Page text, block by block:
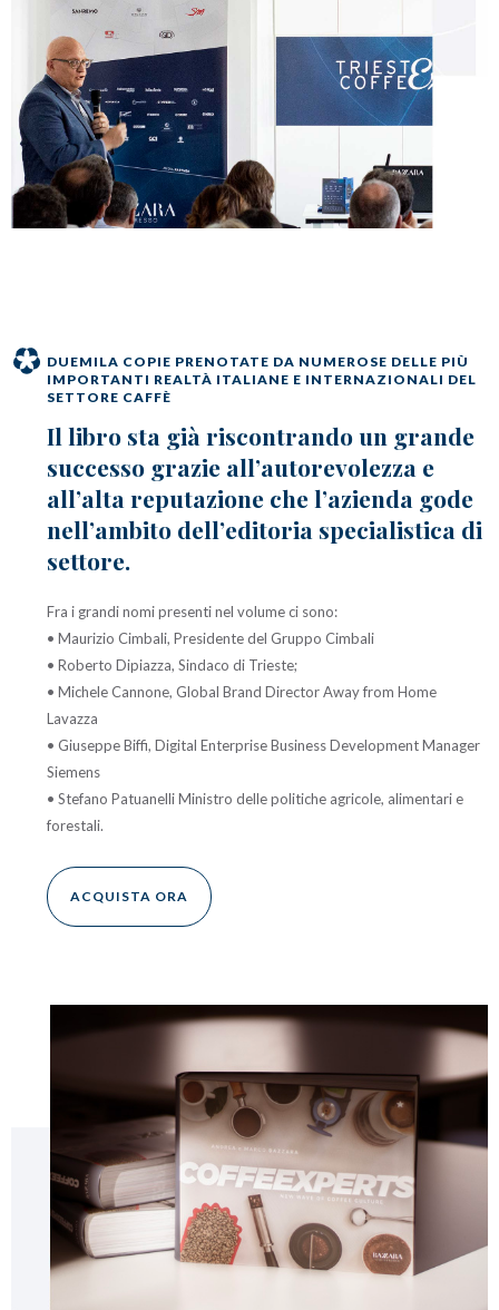
DUEMILA COPIE PRENOTATE DA NUMEROSE DELLE PIÙ
IMPORTANTI REALTÀ ITALIANE E INTERNAZIONALI DEL
SETTORE CAFFÈ
Il libro sta già riscontrando un grande
successo grazie all’autorevolezza e
all’alta reputazione che l’azienda gode
nell’ambito dell’editoria specialistica di
settore.
Fra i grandi nomi presenti nel volume ci sono:
• Maurizio Cimbali, Presidente del Gruppo Cimbali
• Roberto Dipiazza, Sindaco di Trieste;
• Michele Cannone, Global Brand Director Away from Home
Lavazza
• Giuseppe Biffi, Digital Enterprise Business Development Manager
Siemens
• Stefano Patuanelli Ministro delle politiche agricole, alimentari e
forestali.
ACQUISTA ORA